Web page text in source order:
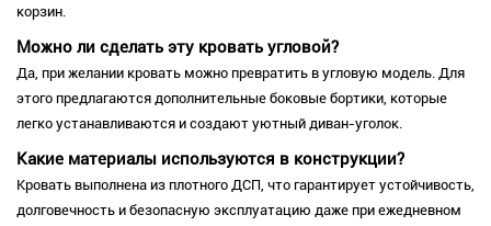
корзин.
Можно ли сделать эту кровать угловой?
Да, при желании кровать можно превратить в угловую модель. Для
этого предлагаются дополнительные боковые бортики, которые
легко устанавливаются и создают уютный диван-уголок.
Какие материалы используются в конструкции?
Кровать выполнена из плотного ДСП, что гарантирует устойчивость,
долговечность и безопасную эксплуатацию даже при ежедневном